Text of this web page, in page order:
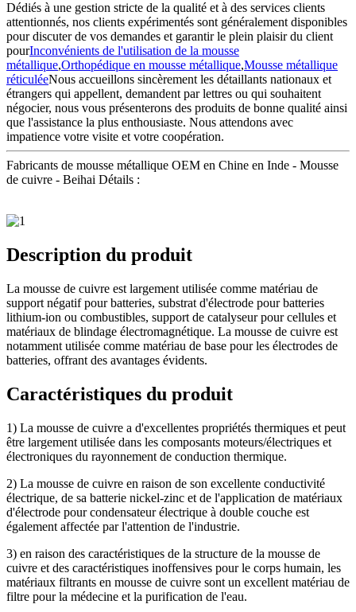
Dédiés à une gestion stricte de la qualité et à des services clients
attentionnés, nos clients expérimentés sont généralement disponibles
pour discuter de vos demandes et garantir le plein plaisir du client
pourInconvénients de l'utilisation de la mousse
métallique,Orthopédique en mousse métallique,Mousse métallique
réticuléeNous accueillons sincèrement les détaillants nationaux et
étrangers qui appellent, demandent par lettres ou qui souhaitent
négocier, nous vous présenterons des produits de bonne qualité ainsi
que l'assistance la plus enthousiaste. Nous attendons avec
impatience votre visite et votre coopération.
Fabricants de mousse métallique OEM en Chine en Inde - Mousse
de cuivre - Beihai Détails :
Description du produit
La mousse de cuivre est largement utilisée comme matériau de
support négatif pour batteries, substrat d'électrode pour batteries
lithium-ion ou combustibles, support de catalyseur pour cellules et
matériaux de blindage électromagnétique. La mousse de cuivre est
notamment utilisée comme matériau de base pour les électrodes de
batteries, offrant des avantages évidents.
Caractéristiques du produit
1) La mousse de cuivre a d'excellentes propriétés thermiques et peut
être largement utilisée dans les composants moteurs/électriques et
électroniques du rayonnement de conduction thermique.
2) La mousse de cuivre en raison de son excellente conductivité
électrique, de sa batterie nickel-zinc et de l'application de matériaux
d'électrode pour condensateur électrique à double couche est
également affectée par l'attention de l'industrie.
3) en raison des caractéristiques de la structure de la mousse de
cuivre et des caractéristiques inoffensives pour le corps humain, les
matériaux filtrants en mousse de cuivre sont un excellent matériau de
filtre pour la médecine et la purification de l'eau.